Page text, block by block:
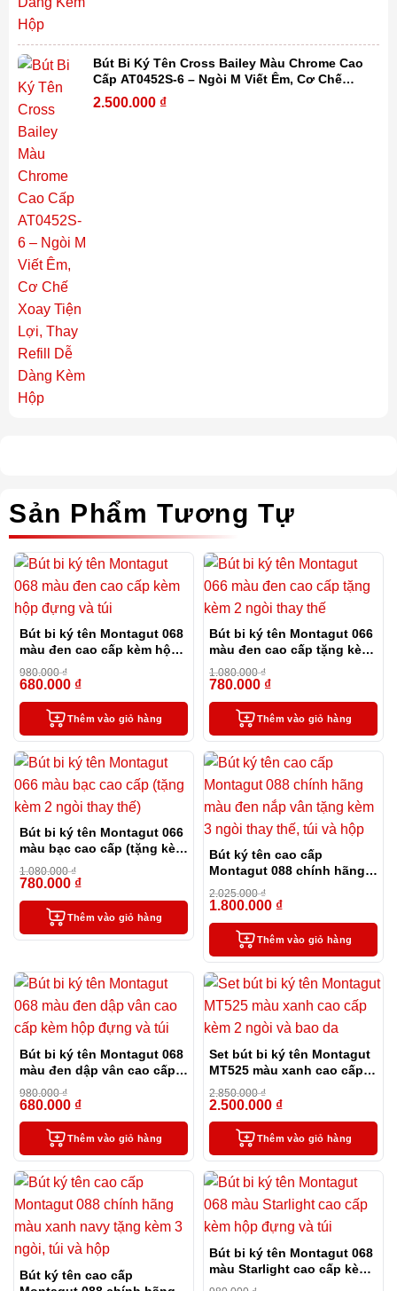
Bút Bi Ký Tên Cross Bailey Màu Chrome Cao
Cấp AT0452S-6 – Ngòi M Viết Êm, Cơ Chế
Xoay Tiện Lợi, Thay Refill Dễ Dàng Kèm Hộp
2.500.000 ₫
Sản Phẩm Tương Tự
Bút bi ký tên Montagut 068
màu đen cao cấp kèm hộp
đựng và túi
980.000₫
680.000 ₫
Thêm vào giỏ hàng
Bút bi ký tên Montagut 066
màu đen cao cấp tặng kèm
2 ngòi thay thế
1.080.000₫
780.000 ₫
Thêm vào giỏ hàng
Bút bi ký tên Montagut 066
màu bạc cao cấp (tặng kèm
2 ngòi thay thế)
1.080.000₫
780.000 ₫
Thêm vào giỏ hàng
Bút ký tên cao cấp
Montagut 088 chính hãng
màu đen nắp vân tặng kèm
3 ngòi thay thế, túi và hộp
2.025.000₫
1.800.000 ₫
Thêm vào giỏ hàng
Bút bi ký tên Montagut 068
màu đen dập vân cao cấp
kèm hộp đựng và túi
980.000₫
680.000 ₫
Thêm vào giỏ hàng
Set bút bi ký tên Montagut
MT525 màu xanh cao cấp
kèm 2 ngòi và bao da
2.850.000₫
2.500.000 ₫
Thêm vào giỏ hàng
Bút ký tên cao cấp
Bút bi ký tên Montagut 068
màu Starlight cao cấp kèm
hộp đựng và túi